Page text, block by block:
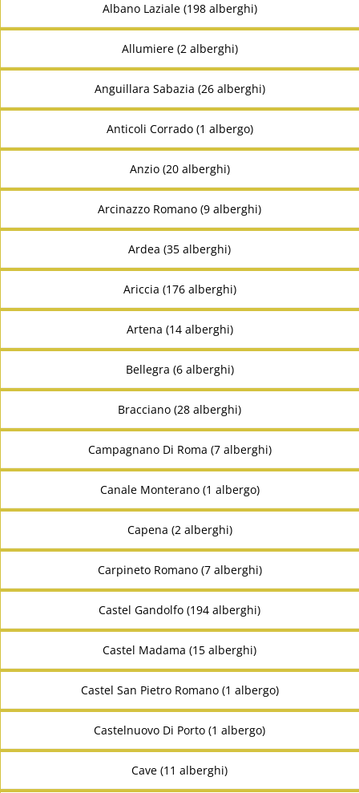
Albano Laziale (198 alberghi)
Allumiere (2 alberghi)
Anguillara Sabazia (26 alberghi)
Anticoli Corrado (1 albergo)
Anzio (20 alberghi)
Arcinazzo Romano (9 alberghi)
Ardea (35 alberghi)
Ariccia (176 alberghi)
Artena (14 alberghi)
Bellegra (6 alberghi)
Bracciano (28 alberghi)
Campagnano Di Roma (7 alberghi)
Canale Monterano (1 albergo)
Capena (2 alberghi)
Carpineto Romano (7 alberghi)
Castel Gandolfo (194 alberghi)
Castel Madama (15 alberghi)
Castel San Pietro Romano (1 albergo)
Castelnuovo Di Porto (1 albergo)
Cave (11 alberghi)